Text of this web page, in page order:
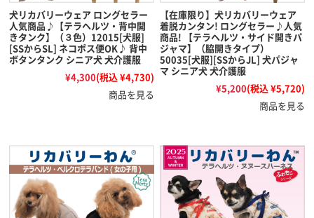
犬リカバリーウェア ロングセラー
人気商品♪【テラヘルツ・背中開
きタンク】（３色）12015[犬服]
[SSからSL] ネコポス便OK♪ 背中
ボタンタンク シニア犬 犬介護服
¥4,300(税込 ¥4,730)
商品を見る
【在庫限り】犬リカバリーウェア
着脱カンタン! ロングセラー♪人気
商品! 【テラヘルツ・サイド開きパ
ジャマ】（脇開きタイプ）
50035[犬服][SSからJL] 犬パジャ
マ シニア犬 犬介護服
¥5,200(税込 ¥5,720)
商品を見る